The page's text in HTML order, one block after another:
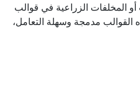
المخلفات الزراعية في قوالب
مدمجة وسهلة التعامل،